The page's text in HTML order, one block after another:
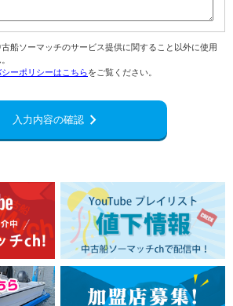
船ソーマッチのサービス提供に関すること以外に使用
ーポリシーはこちらをご覧ください。
入力内容の確認navigate_next